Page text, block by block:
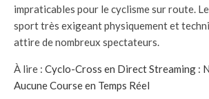
impraticables pour le cyclisme sur route.
sport très exigeant physiquement et
attire de nombreux spectateurs.
À lire : Cyclo-Cross en Direct Streaming :
Aucune Course en Temps Réel